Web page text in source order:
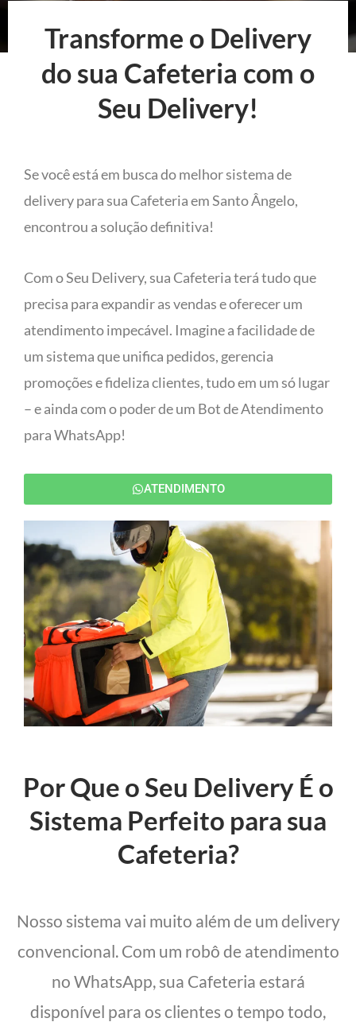
Transforme o Delivery
do sua Cafeteria com o
Seu Delivery!
Se você está em busca do melhor sistema de
delivery para sua Cafeteria em Santo Ângelo,
encontrou a solução definitiva!
Com o Seu Delivery, sua Cafeteria terá tudo que
precisa para expandir as vendas e oferecer um
atendimento impecável. Imagine a facilidade de
um sistema que unifica pedidos, gerencia
promoções e fideliza clientes, tudo em um só lugar
– e ainda com o poder de um Bot de Atendimento
para WhatsApp!
ATENDIMENTO
Por Que o Seu Delivery É o
Sistema Perfeito para sua
Cafeteria?
Nosso sistema vai muito além de um delivery
convencional. Com um robô de atendimento
no WhatsApp, sua Cafeteria estará
disponível para os clientes o tempo todo,